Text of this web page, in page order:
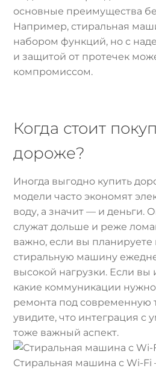
основные преимущества
Например, стиральная
набором функций, но с
и защитой от протечек
компромиссом.
Когда стоит
дороже?
Иногда выгодно купить
модели часто экономят
воду, а значит — и деньги.
служат дольше и реже
важно, если вы планируете
стиральную машину
высокой нагрузки. Если вы
какие коммуникации нужно
ремонта под современную
увидите, что интеграция
тоже важный аспект.
Стиральная машина с Wi-